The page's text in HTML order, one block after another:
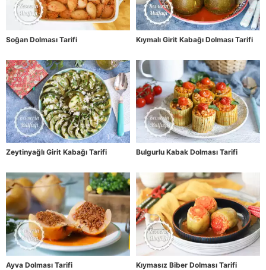
Soğan Dolması Tarifi Kıymalı Girit Kabağı Dolması Tarifi
Zeytinyağlı Girit Kabağı Tarifi Bulgurlu Kabak Dolması Tarifi
Ayva Dolması Tarifi Kıymasız Biber Dolması Tarifi